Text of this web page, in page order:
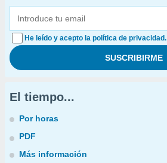
He leído y acepto la política de privacidad.
El tiempo...
Por horas
PDF
Más información